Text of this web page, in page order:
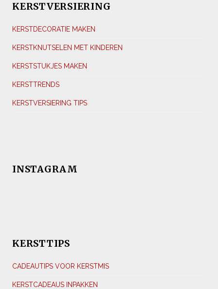
KERSTVERSIERING
KERSTDECORATIE MAKEN
KERSTKNUTSELEN MET KINDEREN
KERSTSTUKJES MAKEN
KERSTTRENDS
KERSTVERSIERING TIPS
INSTAGRAM
KERSTTIPS
CADEAUTIPS VOOR KERSTMIS
KERSTCADEAUS INPAKKEN